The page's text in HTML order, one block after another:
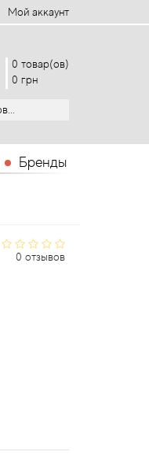
Мой аккаунт
0 товар(ов)
0 грн
Бренды
0 отзывов